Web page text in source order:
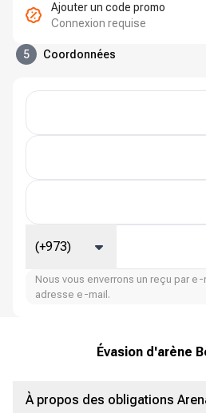
Ajouter un code promo
Connexion requise
5 Coordonnées
(+973)
Nous vous enverrons un reçu par
adresse e-mail.
Évasion d'arène
À propos des obligations